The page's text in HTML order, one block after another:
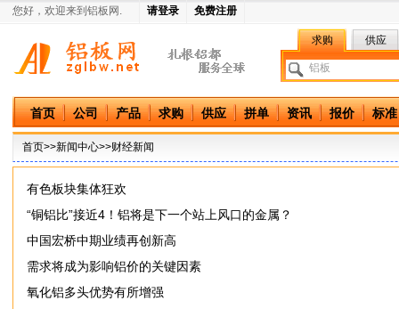
您好，欢迎来到铝板网. 请登录 免费注册
中国铝板网
求购 供应
首页 公司 产品 求购 供应 拼单 资讯 报价 标准
首页>>新闻中心>>财经新闻
有色板块集体狂欢
“铜铝比”接近4！铝将是下一个站上风口的金属？
中国宏桥中期业绩再创新高
需求将成为影响铝价的关键因素
氧化铝多头优势有所增强